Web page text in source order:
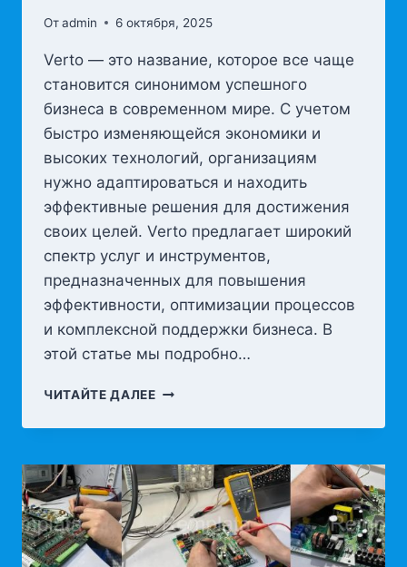
Отadmin 6 октября, 2025
Verto — это название, которое все чаще
становится синонимом успешного
бизнеса в современном мире. С учетом
быстро изменяющейся экономики и
высоких технологий, организациям
нужно адаптироваться и находить
эффективные решения для достижения
своих целей. Verto предлагает широкий
спектр услуг и инструментов,
предназначенных для повышения
эффективности, оптимизации процессов
и комплексной поддержки бизнеса. В
этой статье мы подробно…
ЧИТАЙТЕ ДАЛЕЕVERTO:
ПОДХОД
РАЗВИТИЮ
И
ОПТИМИЗАЦИИ
БИЗНЕСА